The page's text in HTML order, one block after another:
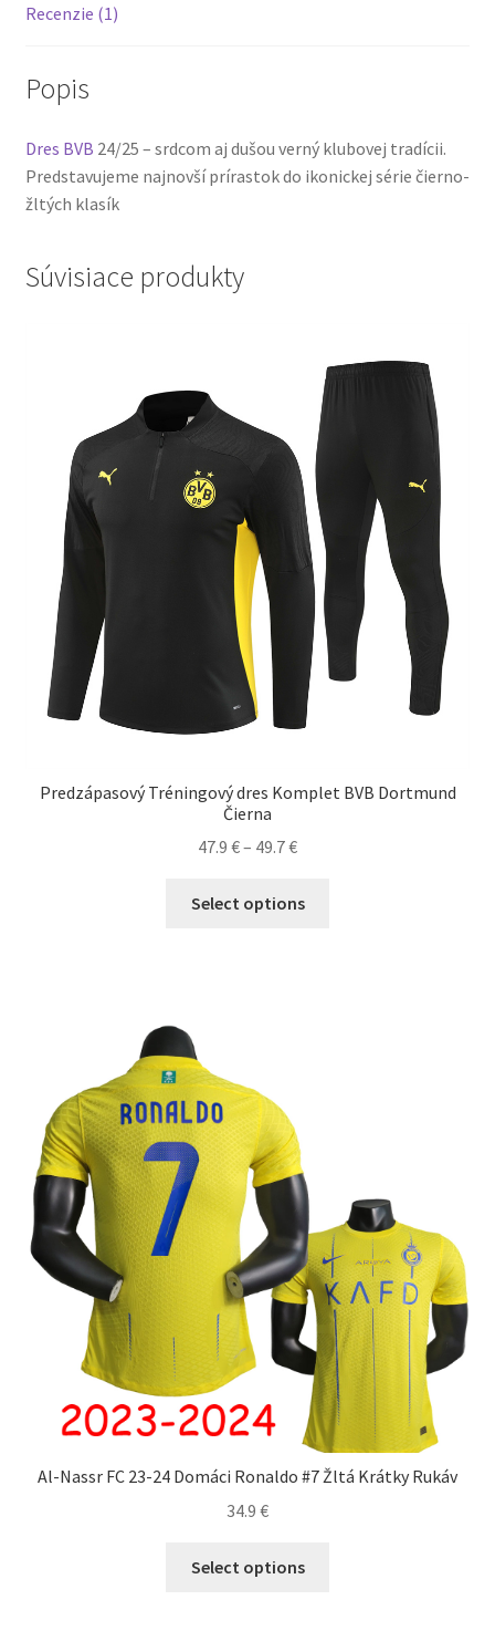
Recenzie (1)
Popis
Dres BVB 24/25 – srdcom aj dušou verný klubovej tradícii.
Predstavujeme najnovší prírastok do ikonickej série čierno-
žltých klasík
Súvisiace produkty
Predzápasový Tréningový dres Komplet BVB Dortmund
Čierna
47.9 €– 49.7€Price
47.9 €
Select options
produktu.
Al-Nassr FC 23-24 Domáci Ronaldo #7 Žltá Krátky Rukáv
34.9 €
Select options